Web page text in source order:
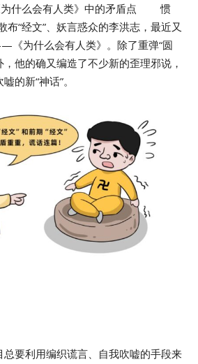
为什么会有人类》中的矛盾点 惯
布“经文”、妖言惑众的李洪志，最近又
《为什么会有人类》。除了重弹“圆
，他的确又编造了不少新的歪理邪说，
的新“神话”。
要利用编织谎言、自我吹嘘的手段来